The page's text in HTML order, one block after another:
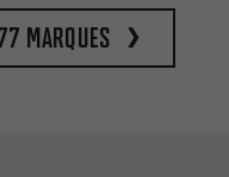
marques